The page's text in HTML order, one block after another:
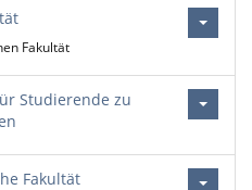
Fakultät
Studierende zu
Fakultät